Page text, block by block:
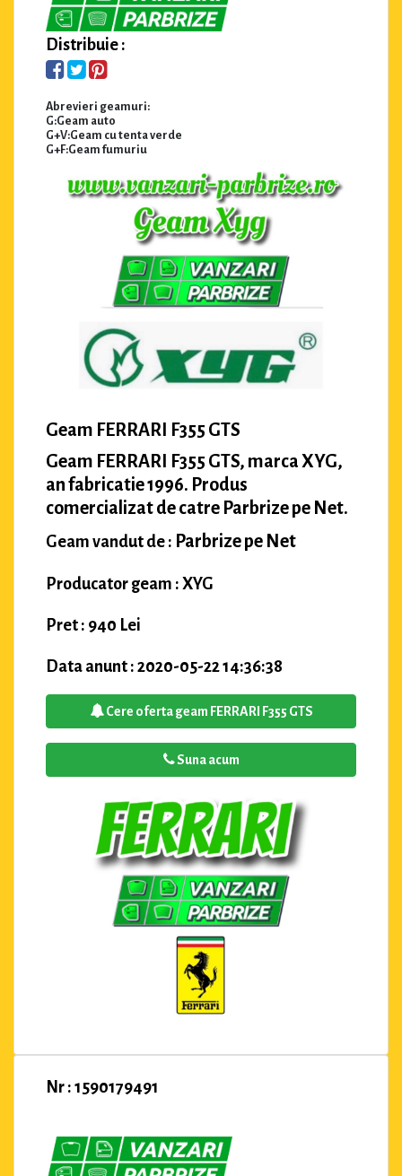
Distribuie :
Abrevieri geamuri:
G:Geam auto
G+V:Geam cu tenta verde
G+F:Geam fumuriu
Geam FERRARI F355 GTS
Geam FERRARI F355 GTS, marca XYG,
an fabricatie 1996. Produs
comercializat de catre Parbrize pe Net.
Geam vandut de : Parbrize pe Net
Producator geam : XYG
Pret : 940 Lei
Data anunt : 2020-05-22 14:36:38
Cere oferta geam FERRARI F355 GTS
Suna acum
Nr : 1590179491